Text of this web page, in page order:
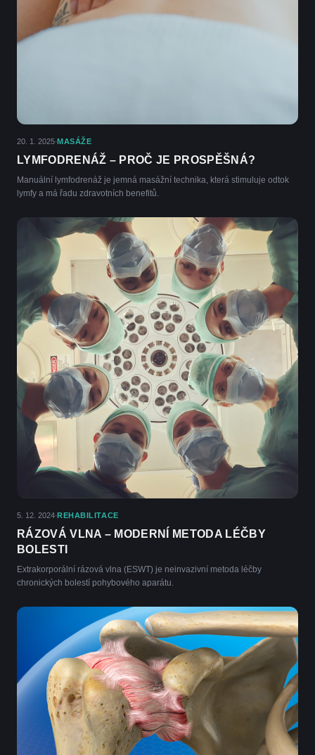
20. 1. 2025·MASÁŽE
LYMFODRENÁŽ – PROČ JE PROSPĚŠNÁ?
Manuální lymfodrenáž je jemná masážní technika, která stimuluje odtok
lymfy a má řadu zdravotních benefitů.
5. 12. 2024·REHABILITACE
RÁZOVÁ VLNA – MODERNÍ METODA LÉČBY
BOLESTI
Extrakorporální rázová vlna (ESWT) je neinvazivní metoda léčby
chronických bolestí pohybového aparátu.